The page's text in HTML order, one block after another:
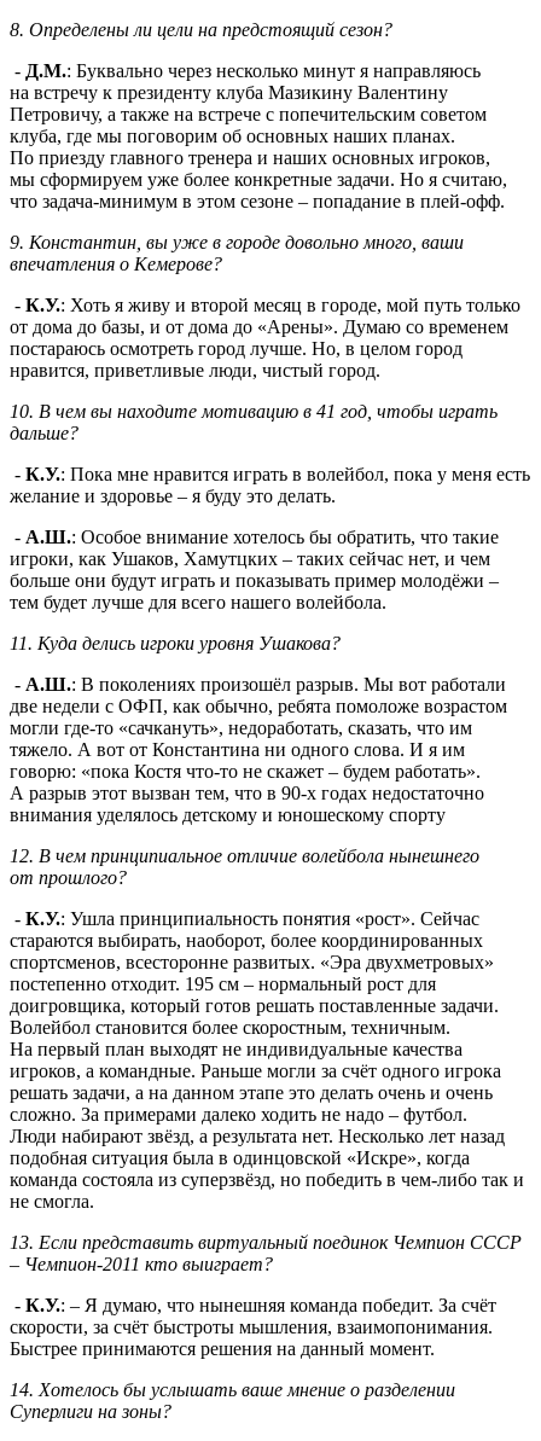
8. Определены ли цели на предстоящий сезон?
- Д.М.: Буквально через несколько минут я направляюсь
на встречу к президенту клуба Мазикину Валентину
Петровичу, а также на встрече с попечительским советом
клуба, где мы поговорим об основных наших планах.
По приезду главного тренера и наших основных игроков,
мы сформируем уже более конкретные задачи. Но я считаю,
что задача-минимум в этом сезоне – попадание в плей-офф.
9. Константин, вы уже в городе довольно много, ваши
впечатления о Кемерове?
- К.У.: Хоть я живу и второй месяц в городе, мой путь только
от дома до базы, и от дома до «Арены». Думаю со временем
постараюсь осмотреть город лучше. Но, в целом город
нравится, приветливые люди, чистый город.
10. В чем вы находите мотивацию в 41 год, чтобы играть
дальше?
- К.У.: Пока мне нравится играть в волейбол, пока у меня есть
желание и здоровье – я буду это делать.
- А.Ш.: Особое внимание хотелось бы обратить, что такие
игроки, как Ушаков, Хамутцких – таких сейчас нет, и чем
больше они будут играть и показывать пример молодёжи –
тем будет лучше для всего нашего волейбола.
11. Куда делись игроки уровня Ушакова?
- А.Ш.: В поколениях произошёл разрыв. Мы вот работали
две недели с ОФП, как обычно, ребята помоложе возрастом
могли где-то «сачкануть», недоработать, сказать, что им
тяжело. А вот от Константина ни одного слова. И я им
говорю: «пока Костя что-то не скажет – будем работать».
А разрыв этот вызван тем, что в 90-х годах недостаточно
внимания уделялось детскому и юношескому спорту
12. В чем принципиальное отличие волейбола нынешнего
от прошлого?
- К.У.: Ушла принципиальность понятия «рост». Сейчас
стараются выбирать, наоборот, более координированных
спортсменов, всесторонне развитых. «Эра двухметровых»
постепенно отходит. 195 см – нормальный рост для
доигровщика, который готов решать поставленные задачи.
Волейбол становится более скоростным, техничным.
На первый план выходят не индивидуальные качества
игроков, а командные. Раньше могли за счёт одного игрока
решать задачи, а на данном этапе это делать очень и очень
сложно. За примерами далеко ходить не надо – футбол.
Люди набирают звёзд, а результата нет. Несколько лет назад
подобная ситуация была в одинцовской «Искре», когда
команда состояла из суперзвёзд, но победить в чем-либо так и
не смогла.
13. Если представить виртуальный поединок Чемпион СССР
– Чемпион-2011 кто выиграет?
- К.У.: – Я думаю, что нынешняя команда победит. За счёт
скорости, за счёт быстроты мышления, взаимопонимания.
Быстрее принимаются решения на данный момент.
14. Хотелось бы услышать ваше мнение о разделении
Суперлиги на зоны?